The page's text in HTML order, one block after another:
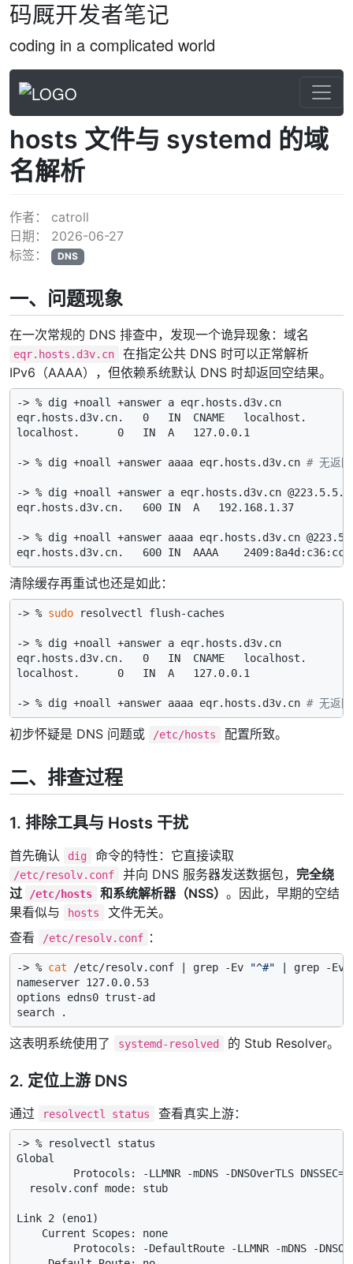
码厩开发者笔记
coding in a complicated world
hosts 文件与 systemd 的域
名解析
作者： catroll
日期： 2026-06-27
标签：
DNS
一、问题现象
在一次常规的 DNS 排查中，发现一个诡异现象：域名
eqr.hosts.d3v.cn
在指定公共 DNS 时可以正常解析
IPv6（AAAA），但依赖系统默认 DNS 时却返回空结果。
-> % dig +noall +answer a eqr.hosts.d3v.cn
eqr.hosts.d3v.cn.   0   IN  CNAME   localhost.
localhost.      0   IN  A   127.0.0.1
-> % dig +noall +answer aaaa eqr.hosts.d3v.cn # 无返回
-> % dig +noall +answer a eqr.hosts.d3v.cn @223.5.5.5
eqr.hosts.d3v.cn.   600 IN  A   192.168.1.37
-> % dig +noall +answer aaaa eqr.hosts.d3v.cn
清除缓存再重试也还是如此：
-> % sudo resolvectl flush-caches
-> % dig +noall +answer a eqr.hosts.d3v.cn
eqr.hosts.d3v.cn.   0   IN  CNAME   localhost.
localhost.      0   IN  A   127.0.0.1
-> % dig +noall +answer aaaa eqr.hosts.d3v.cn # 无返回
初步怀疑是 DNS 问题或 /etc/hosts 配置所致。
二、排查过程
1. 排除工具与 Hosts 干扰
首先确认 dig 命令的特性：它直接读取
/etc/resolv.conf 并向 DNS 服务器发送数据包， 完全绕
过
/etc/hosts 和系统解析器（NSS） 。因此，早期的空结
果看似与
hosts
文件无关。
查看
/etc/resolv.conf ：
-> % cat /etc/resolv.conf | grep -Ev "^#" | grep -Ev
nameserver 127.0.0.53
options edns0 trust-ad
这表明系统使用了 systemd-resolved 的 Stub Resolver。
2. 定位上游 DNS
通过 resolvectl status 查看真实上游：
-> % resolvectl status
Global
Protocols: -LLMNR -mDNS -DNSOverTLS
  resolv.conf mode: stub
Link 2 (eno1)
    Current Scopes: none
Protocols: -DefaultRoute -LLMNR -mDNS -